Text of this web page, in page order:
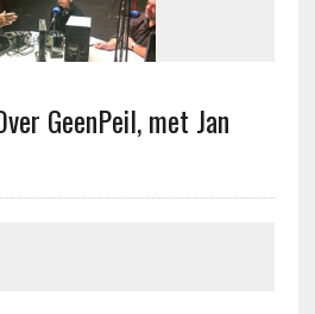
GeenPeil, met Jan